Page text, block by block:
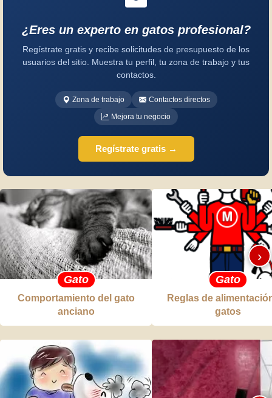
¿Eres un experto en gatos profesional?
Regístrate gratis y recibe solicitudes de presupuesto de los
usuarios del sitio. Muestra tu perfil, tu zona de trabajo y tus
contactos.
Zona de trabajo
Contactos directos
Mejora tu negocio
Regístrate gratis →
Gato
Comportamiento del gato
anciano
Gato
Reglas de
gatos
›